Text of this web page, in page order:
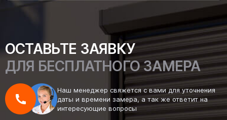
ОСТАВЬТЕ ЗАЯВКУ
ДЛЯ БЕСПЛАТНОГО ЗАМЕРА
Наш менеджер свяжется с вами для уточнения
даты и времени замера, а так же ответит на
интересующие вопросы